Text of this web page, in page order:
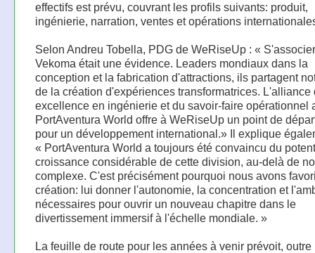
effectifs est prévu, couvrant les profils suivants: produit,
ingénierie, narration, ventes et opérations
Selon Andreu Tobella, PDG de WeRiseUp : «
Vekoma était une évidence. Leaders mondiaux dans la
conception et la fabrication d'attractions, ils partagent
de la création d'expériences transformatrices. L'alliance
excellence en ingénierie et du savoir-faire opérationnel
PortAventura World offre à WeRiseUp un point de
pour un développement international.» Il explique
« PortAventura World a toujours été convaincu du
croissance considérable de cette division, au-delà de
complexe. C'est précisément pourquoi nous avons
création: lui donner l'autonomie, la concentration et
nécessaires pour ouvrir un nouveau chapitre dans le
divertissement immersif à l'échelle mondiale. »
La feuille de route pour les années à venir prévoit, outre